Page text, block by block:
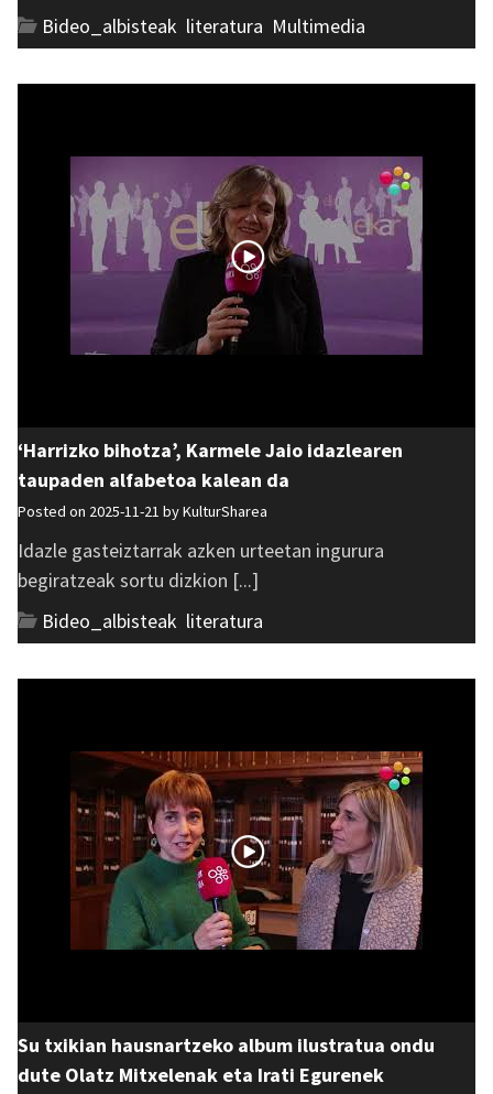
Bideo_albisteak literatura Multimedia
‘Harrizko bihotza’, Karmele Jaio idazlearen
taupaden alfabetoa kalean da
Posted on 2025-11-21 byKulturSharea
Idazle gasteiztarrak azken urteetan ingurura
begiratzeak sortu dizkion [...]
Bideo_albisteak literatura
Su txikian hausnartzeko album ilustratua ondu
dute Olatz Mitxelenak eta Irati Egurenek